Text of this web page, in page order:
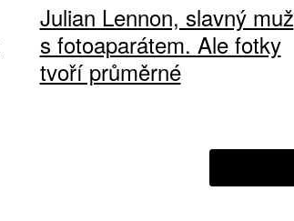
Julian Lennon, slavný muž
s fotoaparátem. Ale fotky
tvoří průměrné